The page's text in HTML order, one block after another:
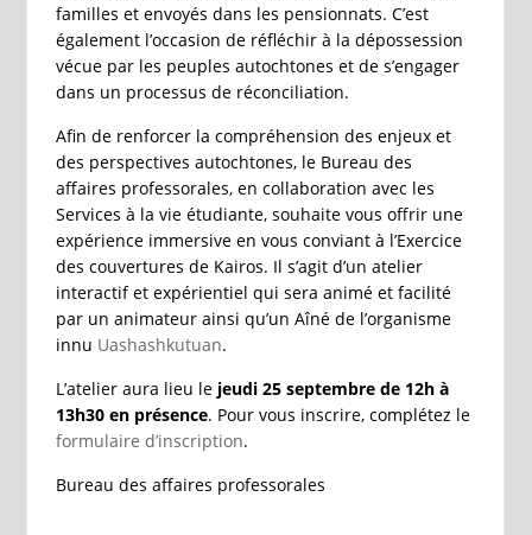
familles et envoyés dans les pensionnats. C’est
également l’occasion de réfléchir à la dépossession
vécue par les peuples autochtones et de s’engager
dans un processus de réconciliation.
Afin de renforcer la compréhension des enjeux et
des perspectives autochtones, le Bureau des
affaires professorales, en collaboration avec les
Services à la vie étudiante, souhaite vous offrir une
expérience immersive en vous conviant à l’Exercice
des couvertures de Kairos. Il s’agit d’un atelier
interactif et expérientiel qui sera animé et facilité
par un animateur ainsi qu’un Aîné de l’organisme
innu Uashashkutuan.
L’atelier aura lieu le jeudi 25 septembre de 12h à
13h30 en présence. Pour vous inscrire, complétez le
formulaire d’inscription.
Bureau des affaires professorales